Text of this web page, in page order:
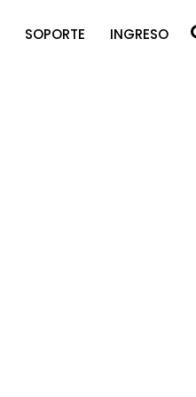
SOPORTE INGRESO